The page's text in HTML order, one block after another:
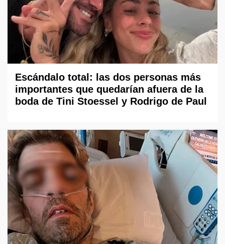
Escándalo total: las dos personas más
importantes que quedarían afuera de la
boda de Tini Stoessel y Rodrigo de Paul